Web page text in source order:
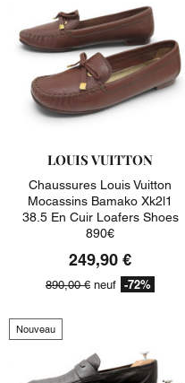
LOUIS VUITTON
Chaussures Louis Vuitton
Mocassins Bamako Xk2l1
38.5 En Cuir Loafers Shoes
890€
249,90 €
890,00 € neuf -72%
Nouveau